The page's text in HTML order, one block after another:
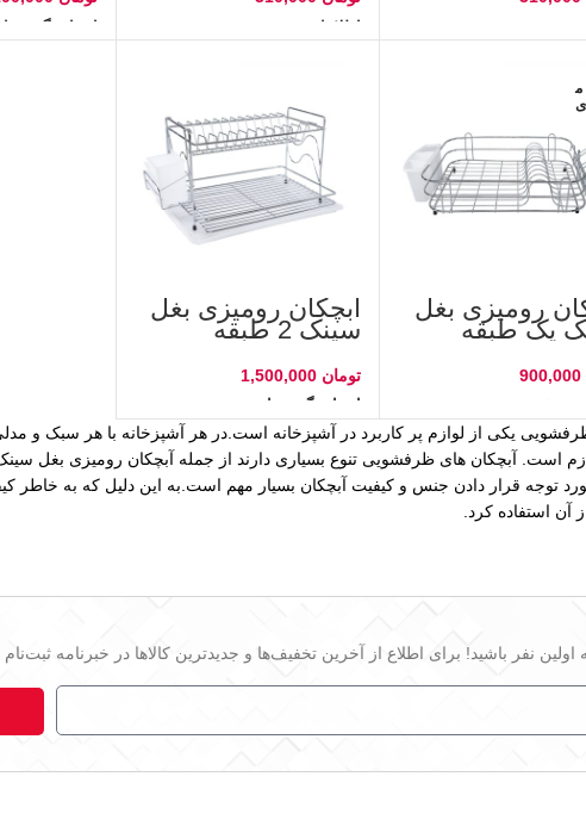
بیشتر اطلاعات بیشتر انتخاب گزینه‌ها
م
رومیزی بغل
یک طبقه
بیشتر
آبچکان رومیزی بغل
سینک 2 طبقه
تومان
انتخاب گزینه‌ها
یکی از لوازم پر کاربرد در آشپزخانه است.در هر آشپزخانه با هر سبک و
است. آبچکان های ظرفشویی تنوع بسیاری دارند از جمله آبچکان رومیزی بغل
توجه قرار دادن جنس و کیفیت آبچکان بسیار مهم است.به این دلیل که به خاطر
آن استفاده کرد.
نفر باشید! برای اطلاع از آخرین تخفیف‌ها و جدیدترین کالاها در خبرنامه ثبت‌نام